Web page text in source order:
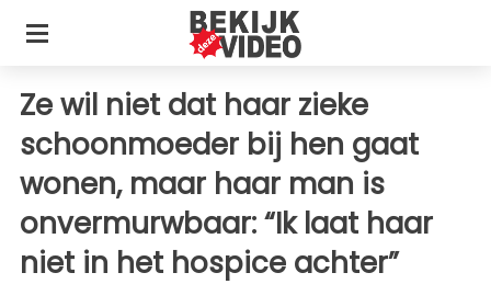
Ze wil niet dat haar zieke
schoonmoeder bij hen gaat
wonen, maar haar man is
onvermurwbaar: “Ik laat haar
niet in het hospice achter”